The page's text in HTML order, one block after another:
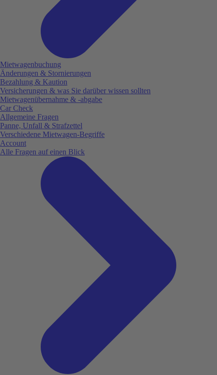
Mietwagenbuchung
Änderungen & Stornierungen
Bezahlung & Kaution
Versicherungen & was Sie darüber wissen sollten
Mietwagenübernahme & -abgabe
Car Check
Allgemeine Fragen
Panne, Unfall & Strafzettel
Verschiedene Mietwagen-Begriffe
Account
Alle Fragen auf einen Blick